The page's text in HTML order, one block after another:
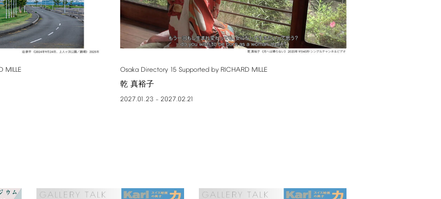
MILLE Osaka Directory 15 Supported by RICHARD MILLE
乾 真裕子
2027.01.23 – 2027.02.21